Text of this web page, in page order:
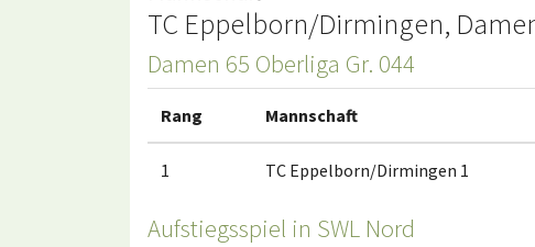
TC Eppelborn/Dirmingen,
Damen 65 Oberliga Gr. 044
Rang Mannschaft
1 TC Eppelborn/Dirmingen 1
Aufstiegsspiel in SWL Nord